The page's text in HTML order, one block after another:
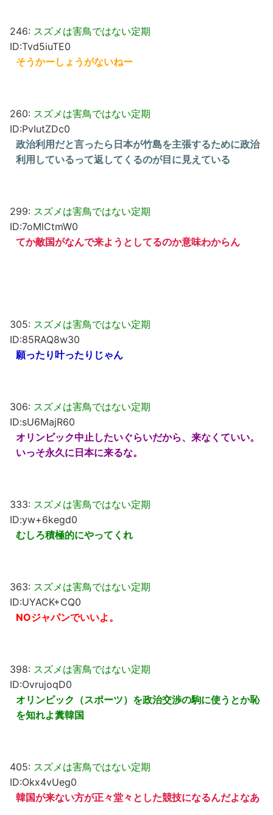
246: スズメは害鳥ではない定期
ID:Tvd5iuTE0
そうかーしょうがないねー
260: スズメは害鳥ではない定期
ID:PvIutZDc0
政治利用だと言ったら日本が竹島を主張するために政治
利用しているって返してくるのが目に見えている
299: スズメは害鳥ではない定期
ID:7oMlCtmW0
てか敵国がなんで来ようとしてるのか意味わからん
305: スズメは害鳥ではない定期
ID:85RAQ8w30
願ったり叶ったりじゃん
306: スズメは害鳥ではない定期
ID:sU6MajR60
オリンピック中止したいぐらいだから、来なくていい。
いっそ永久に日本に来るな。
333: スズメは害鳥ではない定期
ID:yw+6kegd0
むしろ積極的にやってくれ
363: スズメは害鳥ではない定期
ID:UYACK+CQ0
NOジャパンでいいよ。
398: スズメは害鳥ではない定期
ID:OvrujoqD0
オリンピック（スポーツ）を政治交渉の駒に使うとか恥
を知れよ糞韓国
405: スズメは害鳥ではない定期
ID:Okx4vUeg0
韓国が来ない方が正々堂々とした競技になるんだよなあ